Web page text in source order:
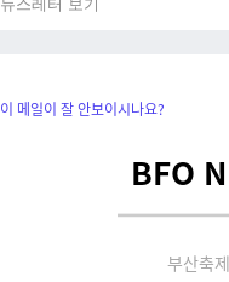
뉴스레터 보기
이 메일이 잘 안보이시나요?
BFO
부산축